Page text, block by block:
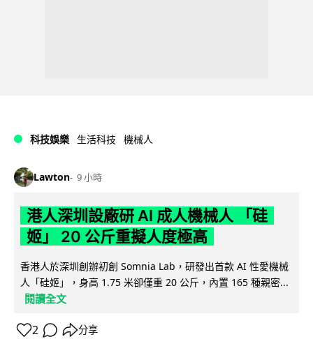
科技娛樂 生活科技 機械人
Lawton 9 小時
港人深圳設廠研 AI 成人機械人 「硅
姬」 20 公斤重擬人度極高
香港人於深圳創辦初創 Somnia Lab，研發出首款 AI 性愛機械
人「硅姬」，身高 1.75 米卻僅重 20 公斤，內置 165 種親密...
閱讀全文
2 分享